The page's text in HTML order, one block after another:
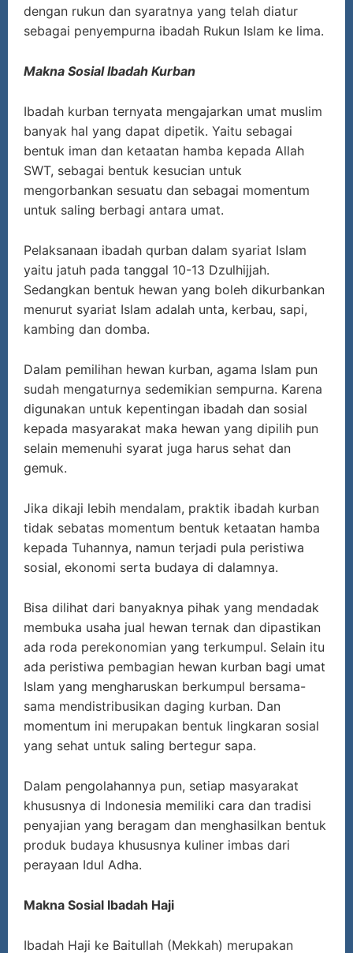
dengan rukun dan syaratnya yang telah diatur
sebagai penyempurna ibadah Rukun Islam ke lima.
Makna Sosial Ibadah Kurban
Ibadah kurban ternyata mengajarkan umat muslim
banyak hal yang dapat dipetik. Yaitu sebagai
bentuk iman dan ketaatan hamba kepada Allah
SWT, sebagai bentuk kesucian untuk
mengorbankan sesuatu dan sebagai momentum
untuk saling berbagi antara umat.
Pelaksanaan ibadah qurban dalam syariat Islam
yaitu jatuh pada tanggal 10-13 Dzulhijjah.
Sedangkan bentuk hewan yang boleh dikurbankan
menurut syariat Islam adalah unta, kerbau, sapi,
kambing dan domba.
Dalam pemilihan hewan kurban, agama Islam pun
sudah mengaturnya sedemikian sempurna. Karena
digunakan untuk kepentingan ibadah dan sosial
kepada masyarakat maka hewan yang dipilih pun
selain memenuhi syarat juga harus sehat dan
gemuk.
Jika dikaji lebih mendalam, praktik ibadah kurban
tidak sebatas momentum bentuk ketaatan hamba
kepada Tuhannya, namun terjadi pula peristiwa
sosial, ekonomi serta budaya di dalamnya.
Bisa dilihat dari banyaknya pihak yang mendadak
membuka usaha jual hewan ternak dan dipastikan
ada roda perekonomian yang terkumpul. Selain itu
ada peristiwa pembagian hewan kurban bagi umat
Islam yang mengharuskan berkumpul bersama-
sama mendistribusikan daging kurban. Dan
momentum ini merupakan bentuk lingkaran sosial
yang sehat untuk saling bertegur sapa.
Dalam pengolahannya pun, setiap masyarakat
khususnya di Indonesia memiliki cara dan tradisi
penyajian yang beragam dan menghasilkan bentuk
produk budaya khususnya kuliner imbas dari
perayaan Idul Adha.
Makna Sosial Ibadah Haji
Ibadah Haji ke Baitullah (Mekkah) merupakan